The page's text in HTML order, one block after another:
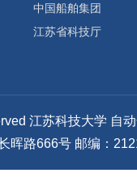
中国船舶集团
江苏省科技厅
江苏科技大学 自
晖路666号 邮编：